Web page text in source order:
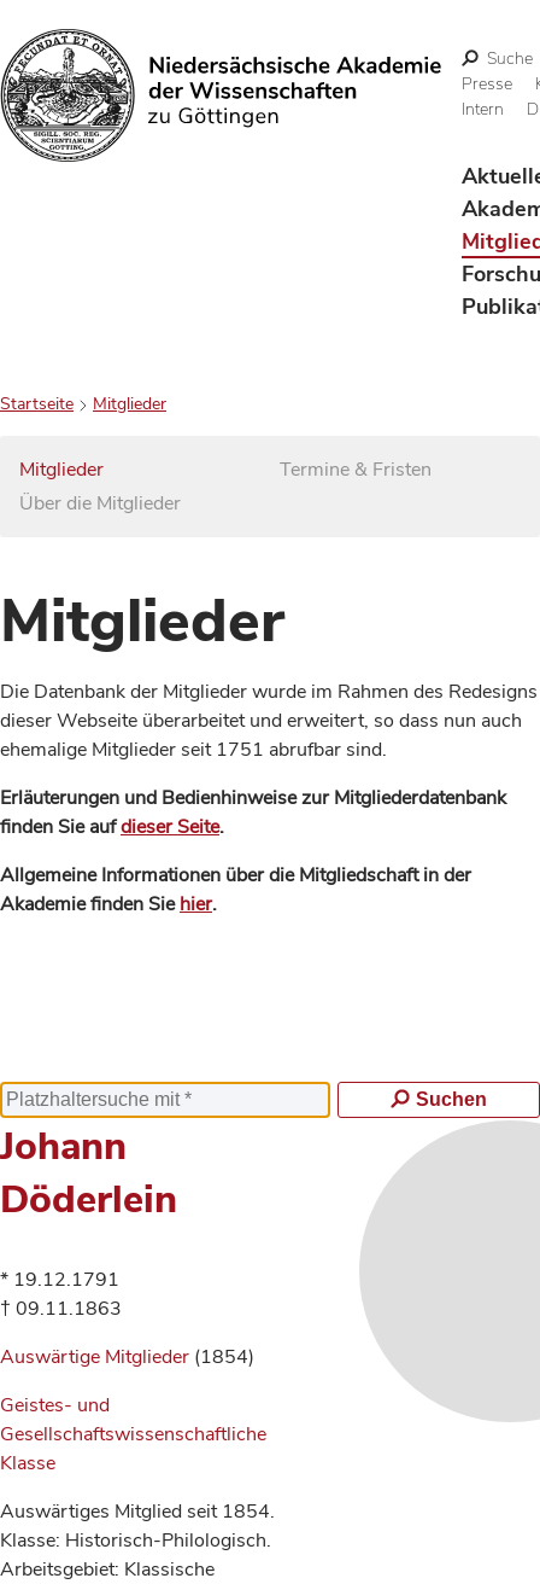
Suchen
Suche
Presse
Intern
Startseite Mitglieder
Mitglieder
Über die Mitglieder
Termine & Fristen
Mitglieder
Die Datenbank der Mitglieder wurde im Rahmen des Redesigns
dieser Webseite überarbeitet und erweitert, so dass nun auch
ehemalige Mitglieder seit 1751 abrufbar sind.
Erläuterungen und Bedienhinweise zur Mitgliederdatenbank
finden Sie aufdieser Seite.
Allgemeine Informationen über die Mitgliedschaft in der
Akademie finden Siehier.
Suchen
Johann
Döderlein
* 19.12.1791
† 09.11.1863
Auswärtige Mitglieder (1854)
Geistes- und
Gesellschaftswissenschaftliche
Klasse
Auswärtiges Mitglied seit 1854.
Klasse: Historisch-Philologisch.
Arbeitsgebiet: Klassische